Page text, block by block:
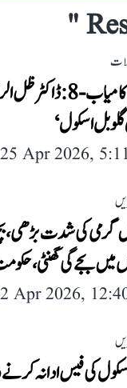
"
ہم ہیں کامیاب-
اسکول‘
25 Apr 2026,
گرمی کی شدت بڑھی،
میں بجے گی گھنٹی،
Apr 2026,